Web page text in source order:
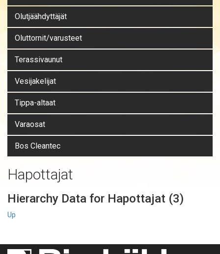
Olutjäähdyttäjät
Oluttornit/varusteet
Terassivaunut
Vesijakelijat
Tippa-altaat
Varaosat
Bos Cleantec
Hapottajat
Hierarchy Data for Hapottajat (3)
Up